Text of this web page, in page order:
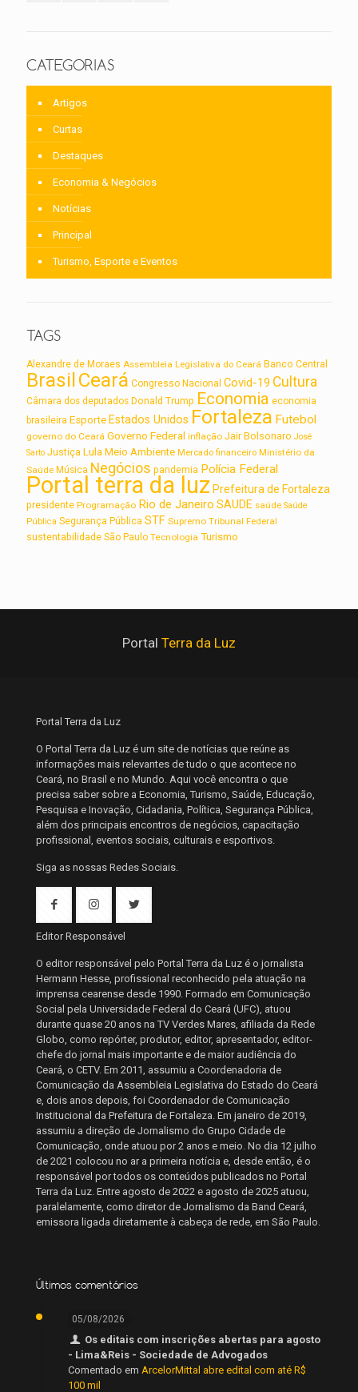
CATEGORIAS
Artigos
Curtas
Destaques
Economia & Negócios
Notícias
Principal
Turismo, Esporte e Eventos
TAGS
Alexandre de Moraes Assembleia Legislativa do Ceará Banco Central
BrasilCeará Congresso Nacional Covid-19 Cultura
Câmara dos deputados Donald Trump Economia economia
brasileira Esporte Estados Unidos Fortaleza Futebol
governo do Ceará Governo Federal inflação Jair Bolsonaro José
Sarto Justiça Lula Meio Ambiente Mercado financeiro Ministério da
Saúde Música Negócios pandemia Polícia Federal
Portal terra da luzPrefeitura de Fortaleza
presidente Programação Rio de Janeiro SAUDE saúde Saúde
Pública Segurança Pública STF Supremo Tribunal Federal
sustentabilidade São Paulo Tecnologia Turismo
Portal Terra da Luz
Portal Terra da Luz
O Portal Terra da Luz é um site de notícias que reúne as
informações mais relevantes de tudo o que acontece no
Ceará, no Brasil e no Mundo. Aqui você encontra o que
precisa saber sobre a Economia, Turismo, Saúde, Educação,
Pesquisa e Inovação, Cidadania, Política, Segurança Pública,
além dos principais encontros de negócios, capacitação
profissional, eventos sociais, culturais e esportivos.
Siga as nossas Redes Sociais.
Editor Responsável
O editor responsável pelo Portal Terra da Luz é o jornalista
Hermann Hesse, profissional reconhecido pela atuação na
imprensa cearense desde 1990. Formado em Comunicação
Social pela Universidade Federal do Ceará (UFC), atuou
durante quase 20 anos na TV Verdes Mares, afiliada da Rede
Globo, como repórter, produtor, editor, apresentador, editor-
chefe do jornal mais importante e de maior audiência do
Ceará, o CETV. Em 2011, assumiu a Coordenadoria de
Comunicação da Assembleia Legislativa do Estado do Ceará
e, dois anos depois, foi Coordenador de Comunicação
Institucional da Prefeitura de Fortaleza. Em janeiro de 2019,
assumiu a direção de Jornalismo do Grupo Cidade de
Comunicação, onde atuou por 2 anos e meio. No dia 12 julho
de 2021 colocou no ar a primeira notícia e, desde então, é o
responsável por todos os conteúdos publicados no Portal
Terra da Luz. Entre agosto de 2022 e agosto de 2025 atuou,
paralelamente, como diretor de Jornalismo da Band Ceará,
emissora ligada diretamente à cabeça de rede, em São Paulo.
Últimos comentários
05/08/2026
Os editais com inscrições abertas para agosto
- Lima&Reis - Sociedade de Advogados
Comentado em ArcelorMittal abre edital com até R$
100 mil